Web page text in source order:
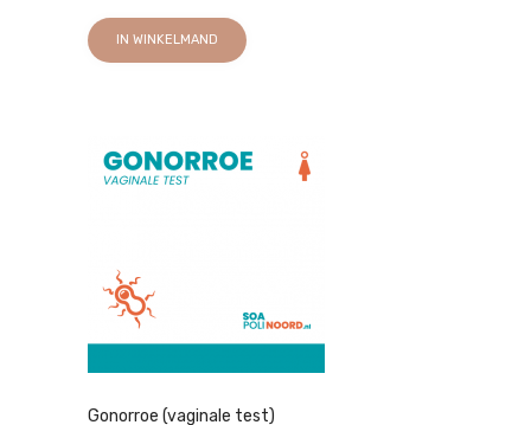
IN WINKELMAND
Gonorroe (vaginale test)